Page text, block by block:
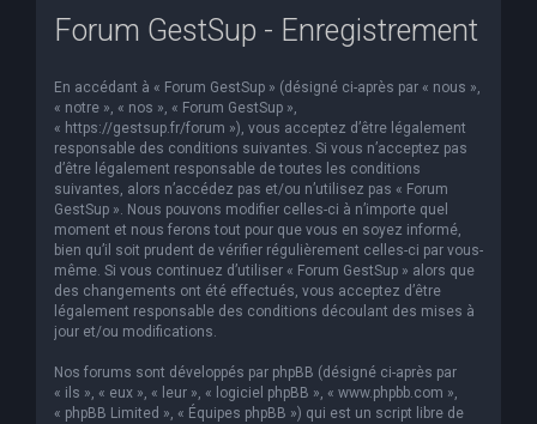
Forum GestSup - Enregistrement
En accédant à « Forum GestSup » (désigné ci-après par « nous »,
« notre », « nos », « Forum GestSup »,
« https://gestsup.fr/forum »), vous acceptez d’être légalement
responsable des conditions suivantes. Si vous n’acceptez pas
d’être légalement responsable de toutes les conditions
suivantes, alors n’accédez pas et/ou n’utilisez pas « Forum
GestSup ». Nous pouvons modifier celles-ci à n’importe quel
moment et nous ferons tout pour que vous en soyez informé,
bien qu’il soit prudent de vérifier régulièrement celles-ci par vous-
même. Si vous continuez d’utiliser « Forum GestSup » alors que
des changements ont été effectués, vous acceptez d’être
légalement responsable des conditions découlant des mises à
jour et/ou modifications.
Nos forums sont développés par phpBB (désigné ci-après par
« ils », « eux », « leur », « logiciel phpBB », « www.phpbb.com »,
« phpBB Limited », « Équipes phpBB ») qui est un script libre de